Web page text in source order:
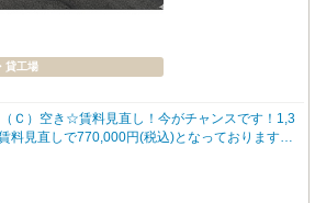
貸工場
（Ｃ）空き☆賃料見直し！今がチャンスです！1,3
料見直しで770,000円(税込)となっております。
。福岡県朝倉郡筑前町栗田に、事業の新たな拠点
筑前」が誕生しました！2025年10月竣工の新し
した専有面積665.0㎡をご提供いたします。倉庫